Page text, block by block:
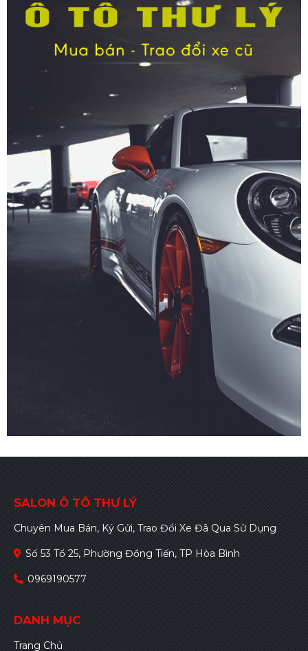
SALON Ô TÔ THƯ LÝ
Chuyên Mua Bán, Ký Gửi, Trao Đổi Xe Đã Qua Sử Dụng
Số 53 Tổ 25, Phường Đồng Tiến, TP Hòa Bình
0969190577
DANH MỤC
Trang Chủ